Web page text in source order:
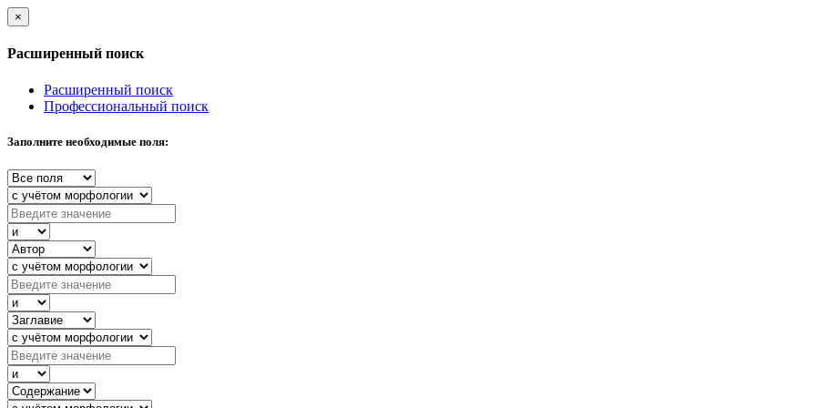
×
Расширенный поиск
Расширенный поиск
Профессиональный поиск
Заполните необходимые поля: